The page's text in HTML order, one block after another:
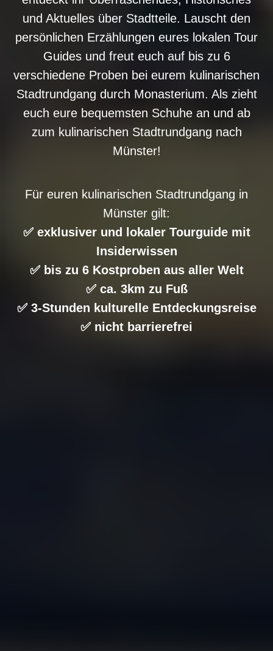
und Aktuelles über Stadtteile. Lauscht den
persönlichen Erzählungen eures lokalen Tour
Guides und freut euch auf bis zu 6
verschiedene Proben bei eurem kulinarischen
Stadtrundgang durch Monasterium. Als zieht
euch eure bequemsten Schuhe an und ab
zum kulinarischen Stadtrundgang nach
Münster!
Für euren kulinarischen Stadtrundgang in
Münster gilt:
✅ exklusiver und lokaler Tourguide mit
Insiderwissen
✅ bis zu 6 Kostproben aus aller Welt
✅ ca. 3km zu Fuß
✅ 3-Stunden kulturelle Entdeckungsreise
✅ nicht barrierefrei